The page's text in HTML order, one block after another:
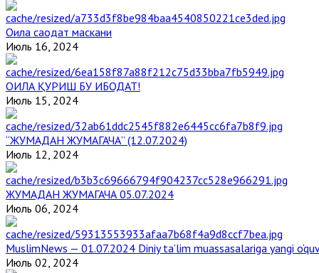
Оила саодат маскани
Июль 16, 2024
ОИЛА ҚУРИШ БУ ИБОДАТ!
Июль 15, 2024
“ЖУМАДАН ЖУМАГАЧА” (12.07.2024)
Июль 12, 2024
ЖУМАДАН ЖУМАГАЧА 05.07.2024
Июль 06, 2024
MuslimNews — 01.07.2024 Diniy ta’lim muassasalariga yangi
Июль 02, 2024